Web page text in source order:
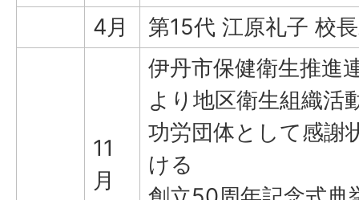
4月 第15代 江原礼子 校
11
月
伊丹市保健衛生推進
より地区衛生組織活
功労団体として感謝
ける